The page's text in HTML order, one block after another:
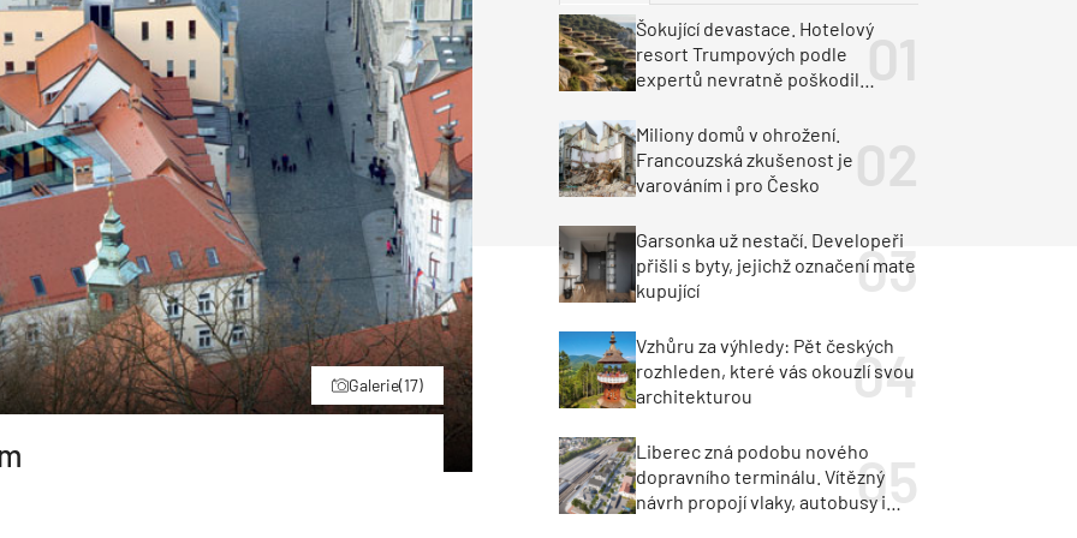
Historické stavby Průmyslové objekty
Poruchy střechy
Rekonstrukce střechy
Větrání a odvětráváníKomíny
Fasáda
Omítky
Inženýrské stavby
Doprava
Průmysl a logistika
Dopravní stavby
Galerie(17)
Šokující devastace. Hotelový
resort Trumpových podle
expertů nevratně poškodil
Miliony domů v ohrožení.
Francouzská zkušenost je
varováním i pro Česko
Garsonka už nestačí. Developeři
přišli s byty, jejichž označení mate
kupující
Vzhůru za výhledy: Pět českých
rozhleden, které vás okouzlí svou
architekturou
Liberec zná podobu nového
dopravního terminálu. Vítězný
návrh propojí vlaky, autobusy i